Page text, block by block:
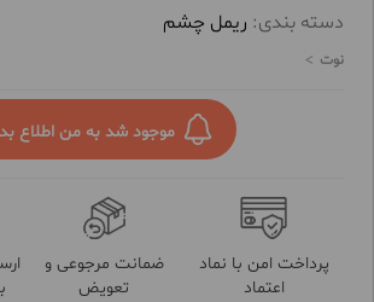
شاداب کننده و تقویت کننده مژه ها
عدم ریزش و ماندگاری بالا
فاقد پارابن
دسته بندی: ریمل چشم
نوت
موجود شد به من اطلاع
پرداخت امن با نماد
اعتماد
ضمانت مرجوعی و
تعویض